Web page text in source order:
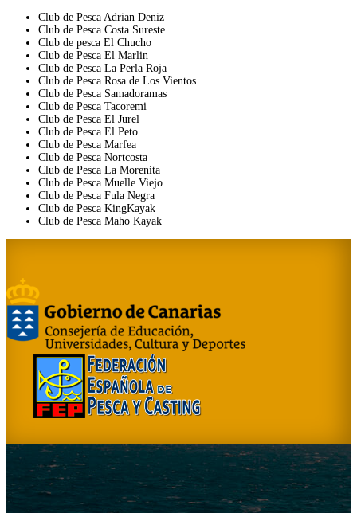
Club de Pesca Adrian Deniz
Club de Pesca Costa Sureste
Club de pesca El Chucho
Club de Pesca El Marlin
Club de Pesca La Perla Roja
Club de Pesca Rosa de Los Vientos
Club de Pesca Samadoramas
Club de Pesca Tacoremi
Club de Pesca El Jurel
Club de Pesca El Peto
Club de Pesca Marfea
Club de Pesca Nortcosta
Club de Pesca La Morenita
Club de Pesca Muelle Viejo
Club de Pesca Fula Negra
Club de Pesca KingKayak
Club de Pesca Maho Kayak